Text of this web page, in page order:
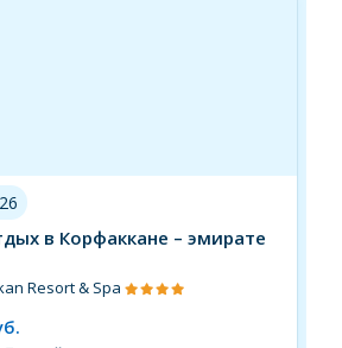
в Корфаккане – эмирате
Resort & Spa